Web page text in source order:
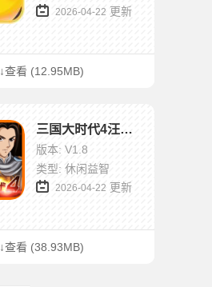
2026-04-22 更新
↓查看 (12.95MB)
三国大时代4汪少上帝版
版本: V1.8
类型: 休闲益智
2026-04-22 更新
↓查看 (38.93MB)